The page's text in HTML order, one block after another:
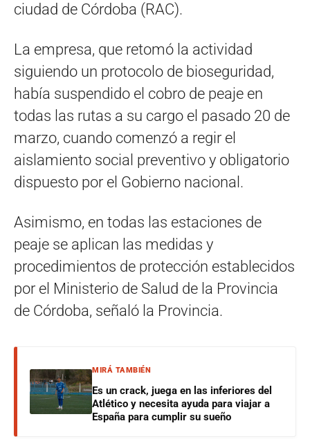
ciudad de Córdoba (RAC).
La empresa, que retomó la actividad
siguiendo un protocolo de bioseguridad,
había suspendido el cobro de peaje en
todas las rutas a su cargo el pasado 20 de
marzo, cuando comenzó a regir el
aislamiento social preventivo y obligatorio
dispuesto por el Gobierno nacional.
Asimismo, en todas las estaciones de
peaje se aplican las medidas y
procedimientos de protección establecidos
por el Ministerio de Salud de la Provincia
de Córdoba, señaló la Provincia.
MIRÁ TAMBIÉN
Es un crack, juega en las inferiores del
Atlético y necesita ayuda para viajar a
España para cumplir su sueño